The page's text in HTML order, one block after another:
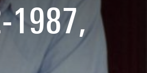
1987,